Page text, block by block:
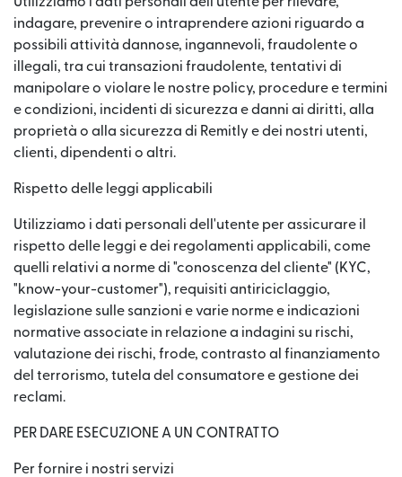
indagare, prevenire o intraprendere azioni riguardo a
possibili attività dannose, ingannevoli, fraudolente o
illegali, tra cui transazioni fraudolente, tentativi di
manipolare o violare le nostre policy, procedure e termini
e condizioni, incidenti di sicurezza e danni ai diritti, alla
proprietà o alla sicurezza di Remitly e dei nostri utenti,
clienti, dipendenti o altri.
Rispetto delle leggi applicabili
Utilizziamo i dati personali dell'utente per assicurare il
rispetto delle leggi e dei regolamenti applicabili, come
quelli relativi a norme di "conoscenza del cliente" (KYC,
"know-your-customer"), requisiti antiriciclaggio,
legislazione sulle sanzioni e varie norme e indicazioni
normative associate in relazione a indagini su rischi,
valutazione dei rischi, frode, contrasto al finanziamento
del terrorismo, tutela del consumatore e gestione dei
reclami.
PER DARE ESECUZIONE A UN CONTRATTO
Per fornire i nostri servizi